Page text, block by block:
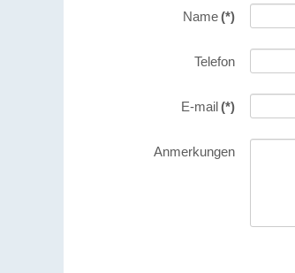
Name(*)
Telefon
E-mail(*)
Anmerkungen